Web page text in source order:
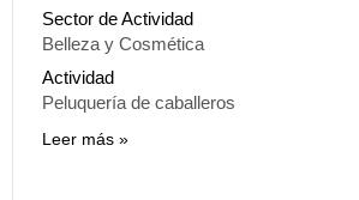
Sector de Actividad
Belleza y Cosmética
Actividad
Peluquería de caballeros
Leer más